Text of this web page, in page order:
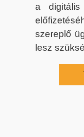
a digitális
szereplő
lesz